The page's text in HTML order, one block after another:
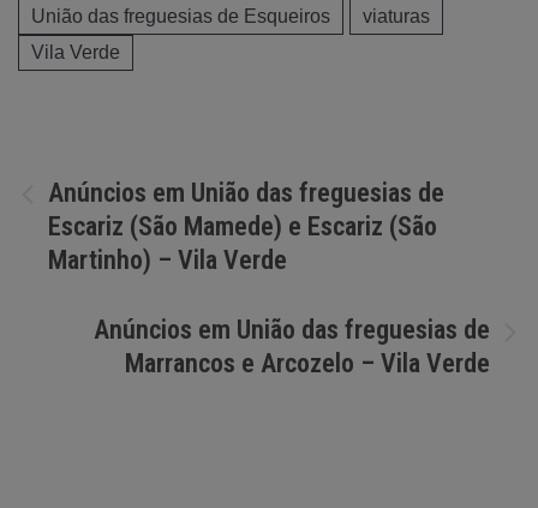
União das freguesias de Esqueiros
viaturas
Vila Verde
Navegação
de
artigos
Anúncios em União das freguesias de
Escariz (São Mamede) e Escariz (São
Martinho) – Vila Verde
Anúncios em União das freguesias de
Marrancos e Arcozelo – Vila Verde